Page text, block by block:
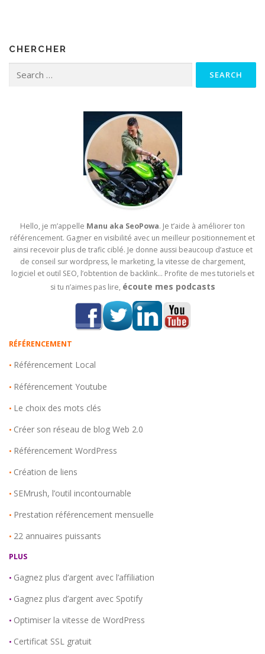
CHERCHER
Hello, je m’appelle Manu aka SeoPowa. Je t’aide à améliorer ton
référencement. Gagner en visibilité avec un meilleur positionnement et
ainsi recevoir plus de trafic ciblé. Je donne aussi beaucoup d’astuce et
de conseil sur wordpress, le marketing, la vitesse de chargement,
logiciel et outil SEO, l’obtention de backlink… Profite de mes tutoriels et
si tu n’aimes pas lire, écoute mes podcasts
RÉFÉRENCEMENT
• Référencement Local
• Référencement Youtube
• Le choix des mots clés
• Créer son réseau de blog Web 2.0
• Référencement WordPress
• Création de liens
• SEMrush, l’outil incontournable
• Prestation référencement mensuelle
• 22 annuaires puissants
PLUS
• Gagnez plus d’argent avec l’affiliation
• Gagnez plus d’argent avec Spotify
• Optimiser la vitesse de WordPress
• Certificat SSL gratuit